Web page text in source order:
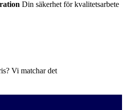
Din säkerhet för kvalitetsarbete
Vi matchar det